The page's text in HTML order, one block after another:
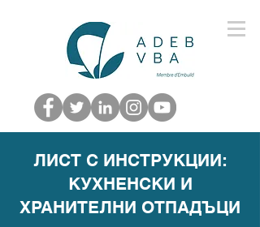
ЛИСТ С ИНСТРУКЦИИ:
КУХНЕНСКИ И
ХРАНИТЕЛНИ ОТПАДЪЦИ